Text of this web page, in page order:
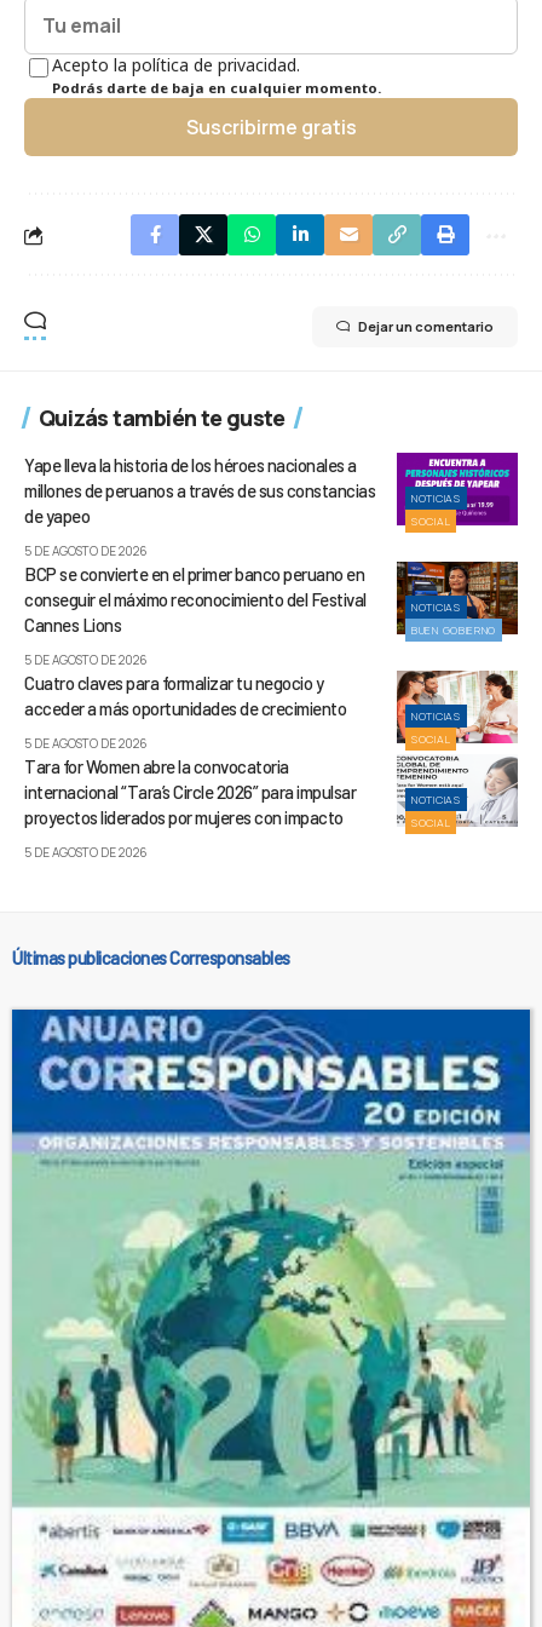
Acepto la política de privacidad.
Podrás darte de baja en cualquier momento.
Suscribirme gratis
Dejar un comentario
Quizás también te guste
NOTICIAS
SOCIAL
Yape lleva la historia de los héroes nacionales a
millones de peruanos a través de sus constancias
de yapeo
5 DE AGOSTO DE 2026
NOTICIAS
BUEN GOBIERNO
BCP se convierte en el primer banco peruano en
conseguir el máximo reconocimiento del Festival
Cannes Lions
5 DE AGOSTO DE 2026
NOTICIAS
SOCIAL
Cuatro claves para formalizar tu negocio y
acceder a más oportunidades de crecimiento
5 DE AGOSTO DE 2026
NOTICIAS
SOCIAL
Tara for Women abre la convocatoria
internacional “Tara’s Circle 2026” para impulsar
proyectos liderados por mujeres con impacto
5 DE AGOSTO DE 2026
Últimas publicaciones Corresponsables